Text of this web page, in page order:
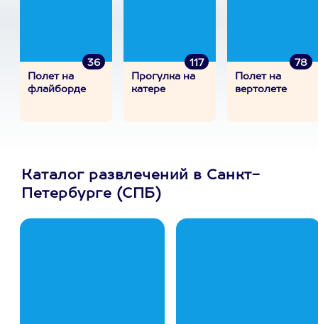
36
Полет на
флайборде
117
Прогулка на
катере
78
Полет на
вертолете
Каталог развлечений в Санкт-
Петербурге (СПБ)